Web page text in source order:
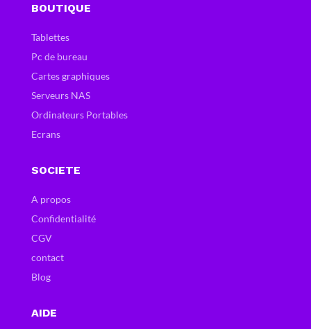
BOUTIQUE
Tablettes
Pc de bureau
Cartes graphiques
Serveurs NAS
Ordinateurs Portables
Ecrans
SOCIETE
A propos
Confidentialité
CGV
contact
Blog
AIDE